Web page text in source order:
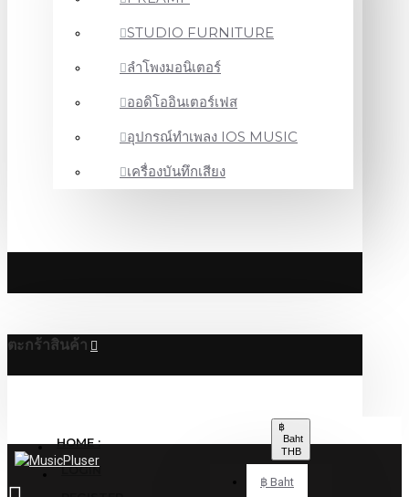
STUDIO FURNITURE
ลำโพงมอนิเตอร์
ออดิโออินเตอร์เฟส
อุปกรณ์ทำเพลง IOS MUSIC
เครื่องบันทึกเสียง
ตะกร้าสินค้า
HOME :
LOGIN
฿
Baht
THB
฿ Baht